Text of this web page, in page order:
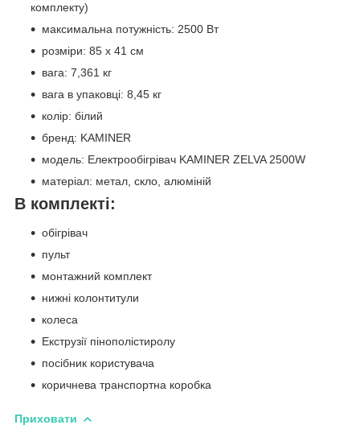
комплекту)
максимальна потужність: 2500 Вт
розміри: 85 x 41 см
вага: 7,361 кг
вага в упаковці: 8,45 кг
колір: білий
бренд: KAMINER
модель: Електрообігрівач KAMINER ZELVA 2500W
матеріал: метал, скло, алюміній
В комплекті:
обігрівач
пульт
монтажний комплект
нижні колонтитули
колеса
Екструзії пінополістиролу
посібник користувача
коричнева транспортна коробка
Приховати